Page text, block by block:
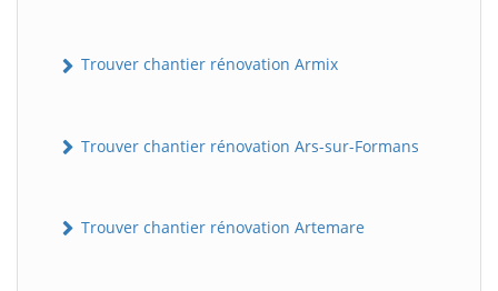
Trouver chantier rénovation Armix
Trouver chantier rénovation Ars-sur-Formans
Trouver chantier rénovation Artemare